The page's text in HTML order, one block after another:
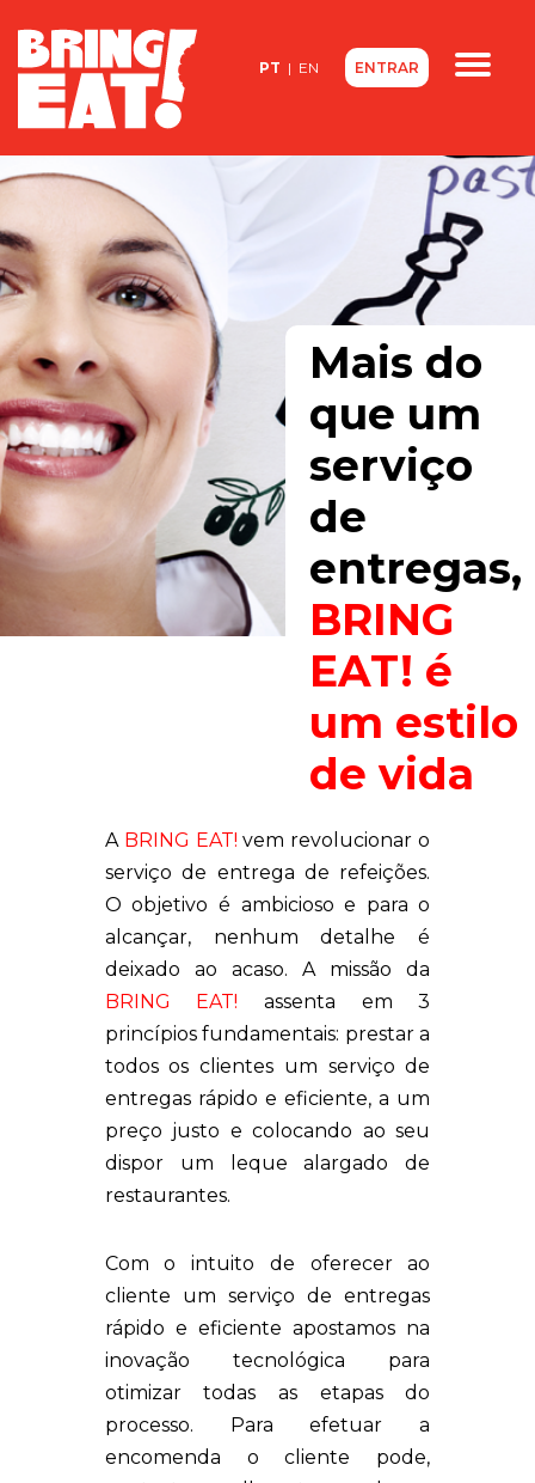
PT | EN ENTRAR
Mais do
que um
serviço
de
entregas,
BRING
EAT! é
um estilo
de vida
A BRING EAT! vem revolucionar o
serviço de entrega de refeições.
O objetivo é ambicioso e para o
alcançar, nenhum detalhe é
deixado ao acaso. A missão da
BRING EAT! assenta em 3
princípios fundamentais: prestar a
todos os clientes um serviço de
entregas rápido e eficiente, a um
preço justo e colocando ao seu
dispor um leque alargado de
restaurantes.
Com o intuito de oferecer ao
cliente um serviço de entregas
rápido e eficiente apostamos na
inovação tecnológica para
otimizar todas as etapas do
processo. Para efetuar a
encomenda o cliente pode,